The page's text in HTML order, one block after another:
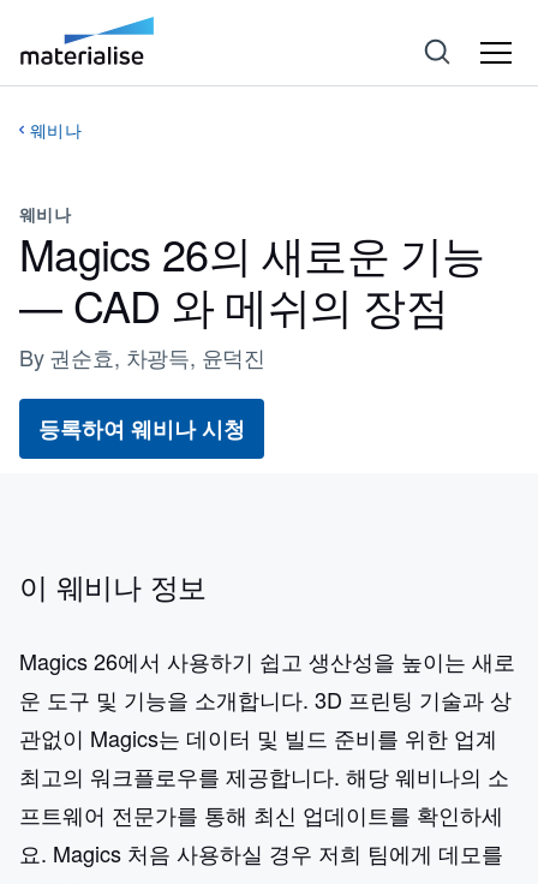
웨비나
웨비나
Magics 26의 새로운 기능
— CAD 와 메쉬의 장점
By 권순효, 차광득, 윤덕진
등록하여 웨비나 시청
이 웨비나 정보
Magics 26에서 사용하기 쉽고 생산성을 높이는 새로
운 도구 및 기능을 소개합니다. 3D 프린팅 기술과 상
관없이 Magics는 데이터 및 빌드 준비를 위한 업계
최고의 워크플로우를 제공합니다. 해당 웨비나의 소
프트웨어 전문가를 통해 최신 업데이트를 확인하세
요. Magics 처음 사용하실 경우 저희 팀에게 데모를